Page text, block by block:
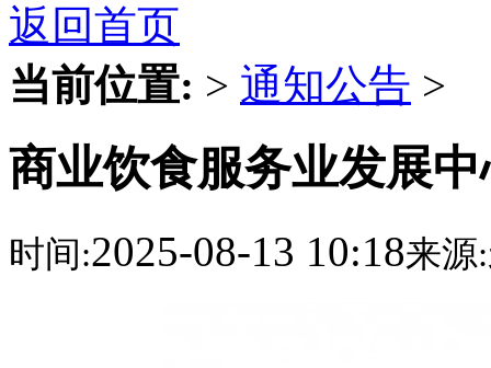
返回首页
当前位置: > 通知公告 >
商业饮食服务业发展
时间:2025-08-13 10:18来源: